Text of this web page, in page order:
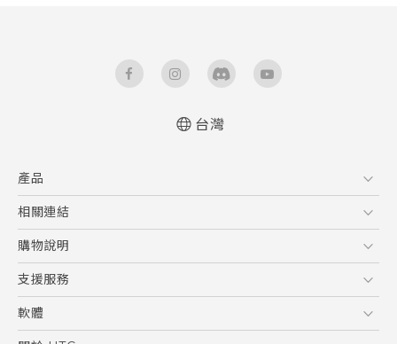
User manual
台灣
產品
5G
智慧型手機
配件
相關連結
HTC Research
購物說明
購物須知
訂單管理
付款方式
支援服務
到府收送維修服務
服務中心資訊
軟體